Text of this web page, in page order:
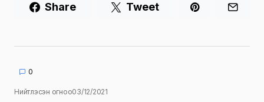
Share Tweet
0
Нийтлэсэн огноо03/12/2021